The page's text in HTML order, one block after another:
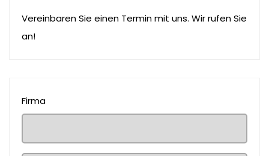
Vereinbaren Sie einen Termin mit uns. Wir rufen Sie
an!
Firma